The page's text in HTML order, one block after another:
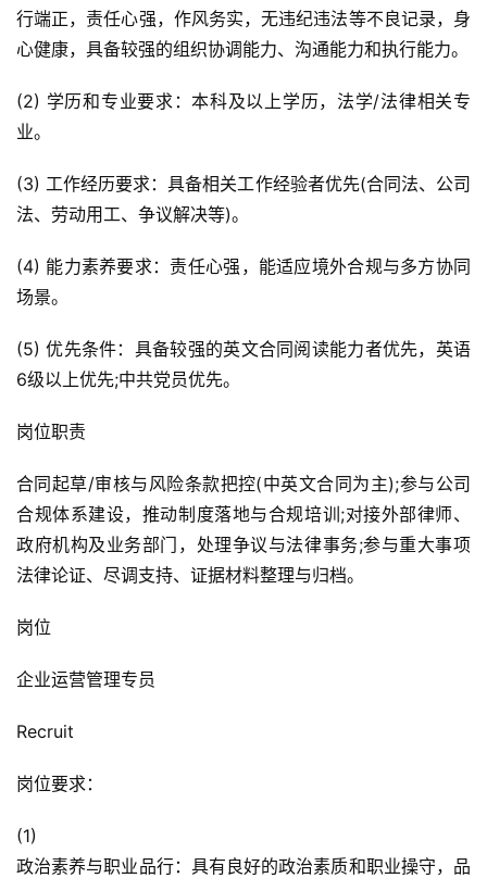
行端正，责任心强，作风务实，无违纪违法等不良记录，身
心健康，具备较强的组织协调能力、沟通能力和执行能力。
(2) 学历和专业要求：本科及以上学历，法学/法律相关专
业。
(3) 工作经历要求：具备相关工作经验者优先(合同法、公司
法、劳动用工、争议解决等)。
(4) 能力素养要求：责任心强，能适应境外合规与多方协同
场景。
(5) 优先条件：具备较强的英文合同阅读能力者优先，英语
6级以上优先;中共党员优先。
岗位职责
合同起草/审核与风险条款把控(中英文合同为主);参与公司
合规体系建设，推动制度落地与合规培训;对接外部律师、
政府机构及业务部门，处理争议与法律事务;参与重大事项
法律论证、尽调支持、证据材料整理与归档。
岗位
企业运营管理专员
Recruit
岗位要求：
(1)
政治素养与职业品行：具有良好的政治素质和职业操守，品